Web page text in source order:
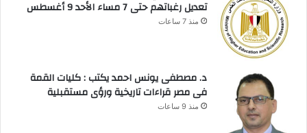
تعديل رغباتهم حتى 7 مساء الأحد 9 أغسطس
منذ 7 ساعات
د. مصطفى يونس احمد يكتب : كليات القمة
فى مصر قراءات تاريخية ورؤى مستقبلية
منذ 9 ساعات